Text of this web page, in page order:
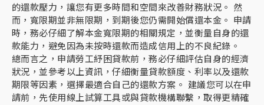
的還款壓力，讓您有更多時間和空間來改善財務狀況。 然
而，寬限期並非無限期，到期後您仍需開始償還本金。 申請
時，務必仔細了解本金寬限期的相關規定，並衡量自身的還
款能力，避免因為未按時還款而造成信用上的不良紀錄。
總而言之，申請勞工紓困貸款前，務必仔細評估自身的經濟
狀況，並參考以上資訊，仔細衡量貸款額度、利率以及還款
期限等因素，選擇最適合自己的還款方案。 建議您可以在申
請前，先使用線上試算工具或與貸款機構聯繫，取得更精確